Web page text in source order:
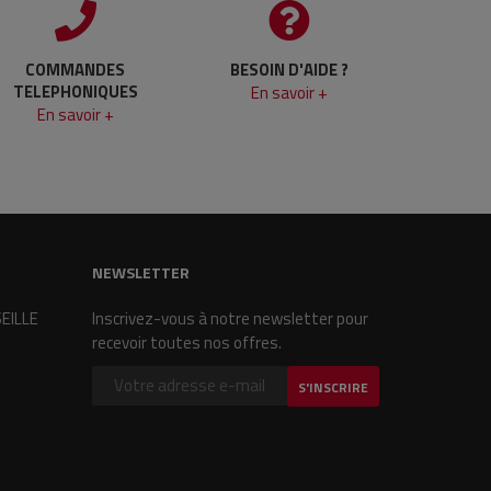
COMMANDES
TELEPHONIQUES
En savoir +
BESOIN D'AIDE ?
En savoir +
NEWSLETTER
Inscrivez-vous à notre newsletter pour
recevoir toutes nos offres.
S'INSCRIRE